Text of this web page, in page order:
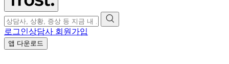
로그인상담사 회원가입
앱 다운로드